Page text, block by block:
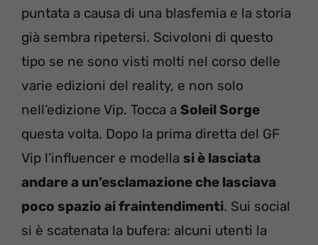
puntata a causa di una blasfemia e la storia
già sembra ripetersi. Scivoloni di questo
tipo se ne sono visti molti nel corso delle
varie edizioni del reality, e non solo
nell’edizione Vip. Tocca a Soleil Sorge
questa volta. Dopo la prima diretta del GF
Vip l’influencer e modella si è lasciata
andare a un’esclamazione che lasciava
poco spazio ai fraintendimenti. Sui social
si è scatenata la bufera: alcuni utenti la